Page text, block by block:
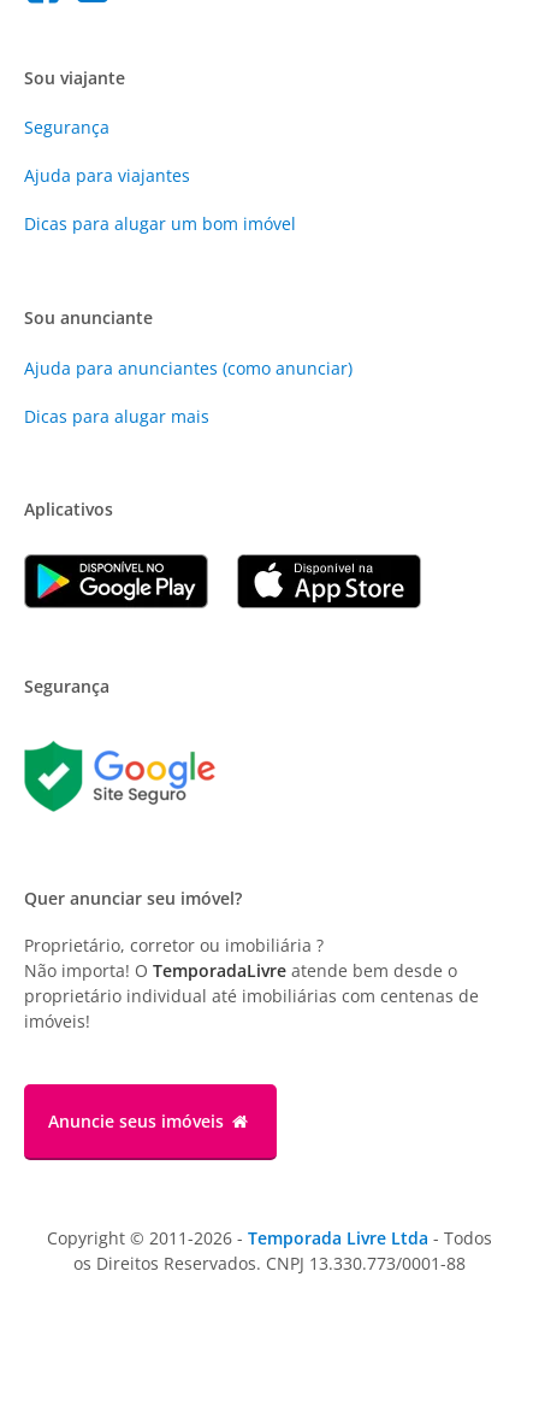
Sou viajante
Segurança
Ajuda para viajantes
Dicas para alugar um bom imóvel
Sou anunciante
Ajuda para anunciantes (como anunciar)
Dicas para alugar mais
Aplicativos
Segurança
Quer anunciar seu imóvel?
Proprietário, corretor ou imobiliária ?
Não importa! O TemporadaLivre atende bem desde o
proprietário individual até imobiliárias com centenas de
imóveis!
Anuncie seus imóveis
Copyright © 2011-2026 - Temporada Livre Ltda - Todos
os Direitos Reservados. CNPJ 13.330.773/0001-88